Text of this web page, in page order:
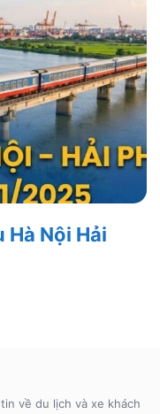
Hà Nội Hải
về du lịch và xe khách